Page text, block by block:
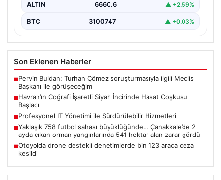
ALTIN 6660.6 ▲ +2.59%
BTC 3100747 ▲ +0.03%
Son Eklenen Haberler
■Pervin Buldan: Turhan Çömez soruşturmasıyla ilgili Meclis
Başkanı ile görüşeceğim
■Havran’ın Coğrafi İşaretli Siyah İncirinde Hasat Coşkusu
Başladı
■Profesyonel IT Yönetimi ile Sürdürülebilir Hizmetleri
■Yaklaşık 758 futbol sahası büyüklüğünde… Çanakkale’de 2
ayda çıkan orman yangınlarında 541 hektar alan zarar gördü
■Otoyolda drone destekli denetimlerde bin 123 araca ceza
kesildi